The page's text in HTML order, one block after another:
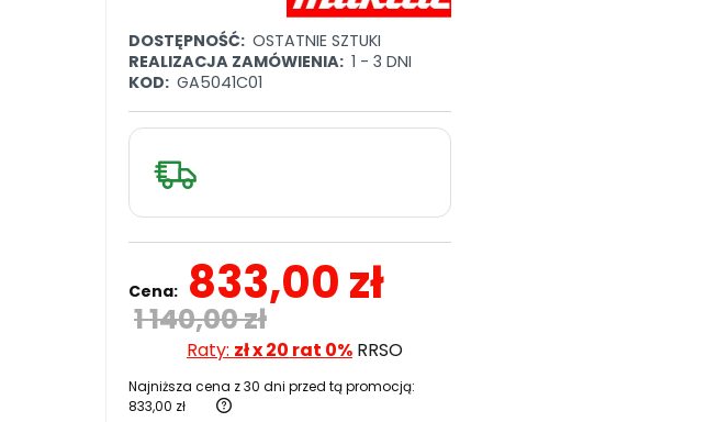
DOSTĘPNOŚĆ: OSTATNIE SZTUKI
REALIZACJA ZAMÓWIENIA: 1 - 3 DNI
KOD: GA5041C01
Cena: 833,00 zł
1 140,00 zł
Raty: zł x 20 rat 0%RRSO
Najniższa cena z 30 dni przed tą promocją:
833,00 zł